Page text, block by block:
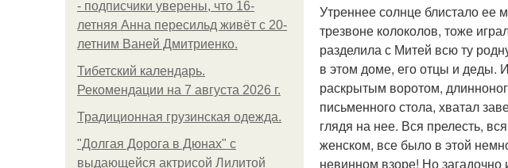
- подписчики уверены, что 16-
летняя Анна пересильд живёт с 20-
летним Ваней Дмитриенко.
Тибетский календарь.
Рекомендации на 7 августа 2026 г.
Традиционная грузинская одежда.
"Долгая Дорога в Дюнах" с
выдающейся актрисой Лилитой
Утреннее солнце блистало ее
трезвоне колоколов, тоже
разделила с Митей всю ту
в этом доме, его отцы и деды.
раскрытым воротом,
письменного стола, хватал
глядя на нее. Вся прелесть,
женском, все было в этой
невинном взоре! Но